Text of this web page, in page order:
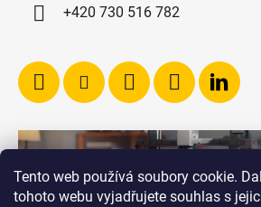
Tento web používá soubory cookie.
tohoto webu vyjadřujete souhlas s
+420 730 516 782